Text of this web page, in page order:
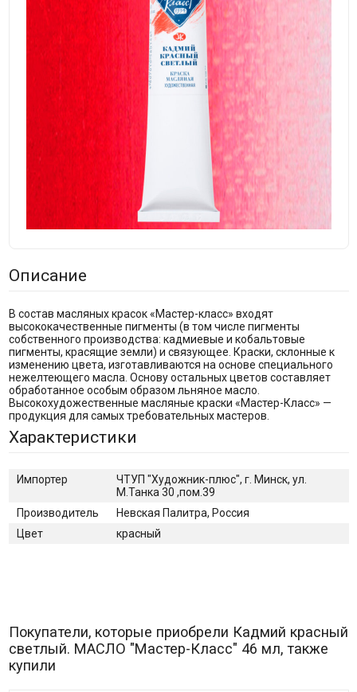
Описание
В состав масляных красок «Мастер-класс» входят
высококачественные пигменты (в том числе пигменты
собственного производства: кадмиевые и кобальтовые
пигменты, красящие земли) и связующее. Краски, склонные к
изменению цвета, изготавливаются на основе специального
нежелтеющего масла. Основу остальных цветов составляет
обработанное особым образом льняное масло.
Высокохудожественные масляные краски «Мастер-Класс» —
продукция для самых требовательных мастеров.
Характеристики
Импортер
ЧТУП "Художник-плюс", г. Минск, ул.
М.Танка 30 ,пом.39
Производитель
Невская Палитра, Россия
Цвет
красный
Покупатели, которые приобрели Кадмий красный
светлый. МАСЛО "Мастер-Класс" 46 мл, также
купили